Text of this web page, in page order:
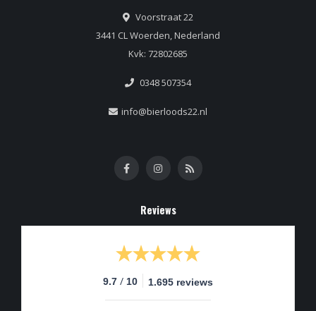
Voorstraat 22
3441 CL Woerden, Nederland
Kvk: 72802685
0348 507354
info@bierloods22.nl
Reviews
9.7 / 10 1.695 reviews